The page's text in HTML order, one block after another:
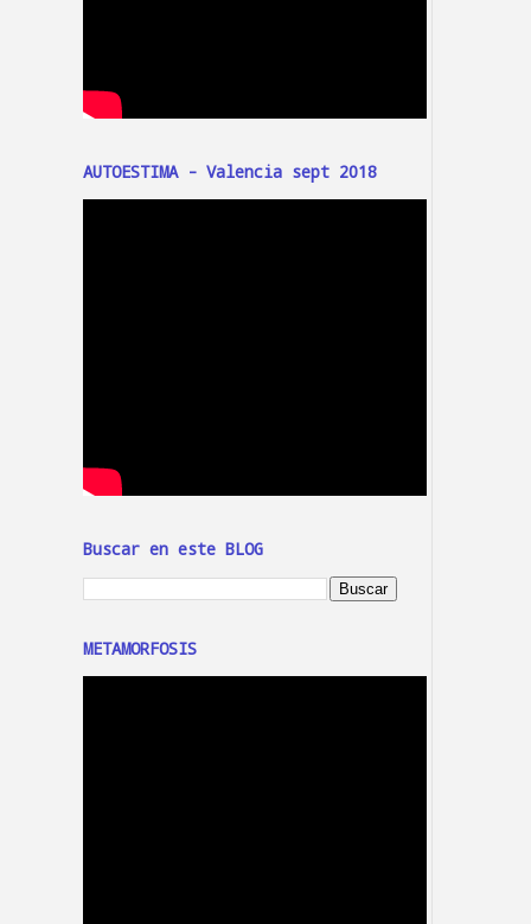
AUTOESTIMA - Valencia sept 2018
Buscar en este BLOG
METAMORFOSIS